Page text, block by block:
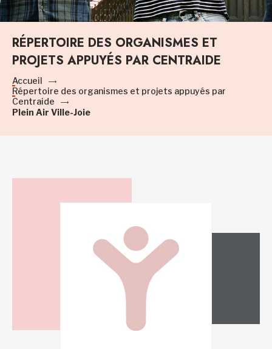
RÉPERTOIRE DES ORGANISMES ET
PROJETS APPUYÉS PAR CENTRAIDE
Accueil
Répertoire des organismes et projets appuyés par
Centraide
Plein Air Ville-Joie